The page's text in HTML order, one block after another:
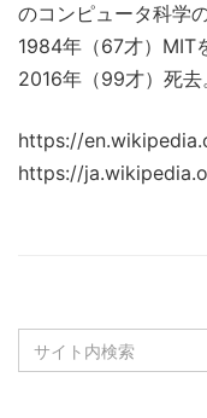
のコンピュータ科学
1984年（67才）MIT
2016年（99才）死去
https://
https://